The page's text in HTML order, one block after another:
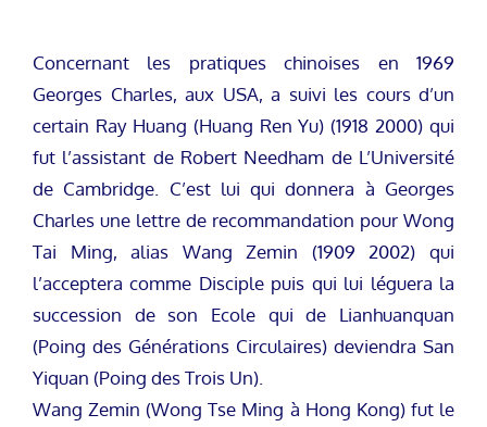
Concernant les pratiques chinoises en 1969
Georges Charles, aux USA, a suivi les cours d’un
certain Ray Huang (Huang Ren Yu) (1918 2000) qui
fut l’assistant de Robert Needham de L’Université
de Cambridge. C’est lui qui donnera à Georges
Charles une lettre de recommandation pour Wong
Tai Ming, alias Wang Zemin (1909 2002) qui
l’acceptera comme Disciple puis qui lui léguera la
succession de son Ecole qui de Lianhuanquan
(Poing des Générations Circulaires) deviendra San
Yiquan (Poing des Trois Un).
Wang Zemin (Wong Tse Ming à Hong Kong) fut le